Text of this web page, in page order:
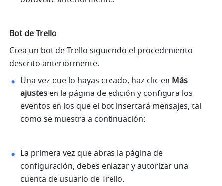
Bot de Trello
Crea un bot de Trello siguiendo el procedimiento
descrito anteriormente.
Una vez que lo hayas creado, haz clic en Más
ajustes en la página de edición y configura los
eventos en los que el bot insertará mensajes, tal
como se muestra a continuación:
La primera vez que abras la página de
configuración, debes enlazar y autorizar una
cuenta de usuario de Trello.